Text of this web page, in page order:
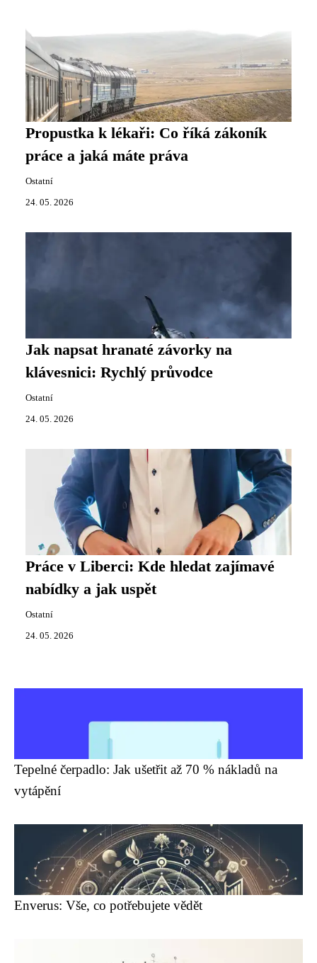
Propustka k lékaři: Co říká zákoník
práce a jaká máte práva
Ostatní
24. 05. 2026
Jak napsat hranaté závorky na
klávesnici: Rychlý průvodce
Ostatní
24. 05. 2026
Práce v Liberci: Kde hledat zajímavé
nabídky a jak uspět
Ostatní
24. 05. 2026
Tepelné čerpadlo: Jak ušetřit až 70 % nákladů na
vytápění
Enverus: Vše, co potřebujete vědět